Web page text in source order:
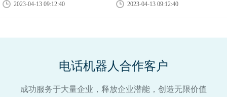
2023-04-13 09:12:40 2023-04-13 09:12:40
电话机器人合作客户
成功服务于大量企业，释放企业潜能，创造无限价值